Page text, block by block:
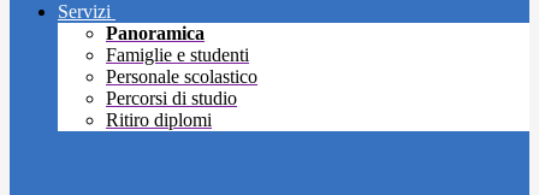
Servizi
Panoramica
Famiglie e studenti
Personale scolastico
Percorsi di studio
Ritiro diplomi